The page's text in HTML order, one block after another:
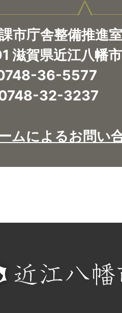
市庁舎整備推進室
滋賀県近江八幡
36-5577
32-3237
ムによるお問い